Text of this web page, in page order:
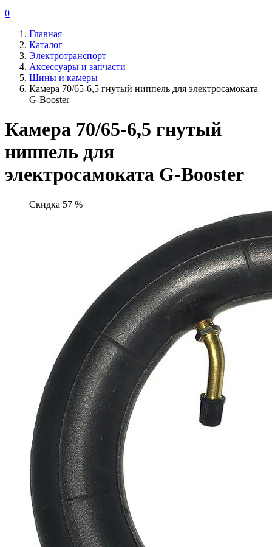
0
Главная
Каталог
Электротранспорт
Аксессуары и запчасти
Шины и камеры
Камера 70/65-6,5 гнутый ниппель для электросамоката
G-Booster
Камера 70/65-6,5 гнутый
ниппель для
электросамоката G-Booster
Скидка 57 %